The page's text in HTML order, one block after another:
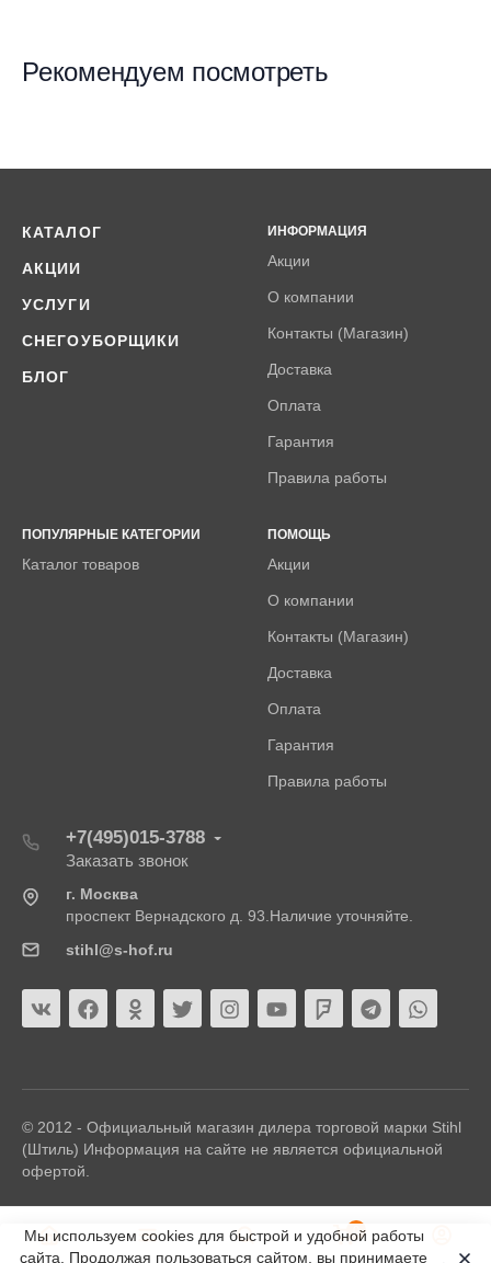
Рекомендуем посмотреть
КАТАЛОГ
АКЦИИ
УСЛУГИ
СНЕГОУБОРЩИКИ
БЛОГ
ИНФОРМАЦИЯ
Акции
О компании
Контакты (Магазин)
Доставка
Оплата
Гарантия
Правила работы
ПОПУЛЯРНЫЕ КАТЕГОРИИ
Каталог товаров
ПОМОЩЬ
Акции
О компании
Контакты (Магазин)
Доставка
Оплата
Гарантия
Правила работы
+7(495)015-3788
Заказать звонок
г. Москва
проспект Вернадского д. 93.Наличие уточняйте.
stihl@s-hof.ru
© 2012 - Официальный магазин дилера торговой марки Stihl
(Штиль) Информация на сайте не является официальной
офертой.
Мы используем cookies для быстрой и удобной работы
сайта. Продолжая пользоваться сайтом, вы принимаете